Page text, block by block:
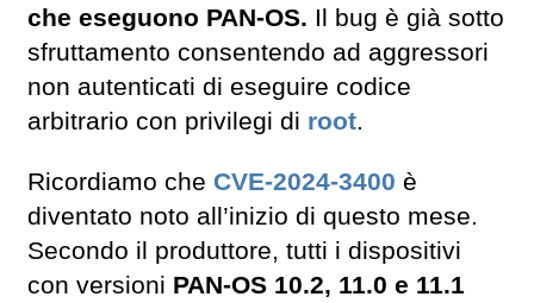
che eseguono PAN-OS. Il bug è già sotto
sfruttamento consentendo ad aggressori
non autenticati di eseguire codice
arbitrario con privilegi di root.
Ricordiamo che CVE-2024-3400 è
diventato noto all’inizio di questo mese.
Secondo il produttore, tutti i dispositivi
con versioni PAN-OS 10.2, 11.0 e 11.1